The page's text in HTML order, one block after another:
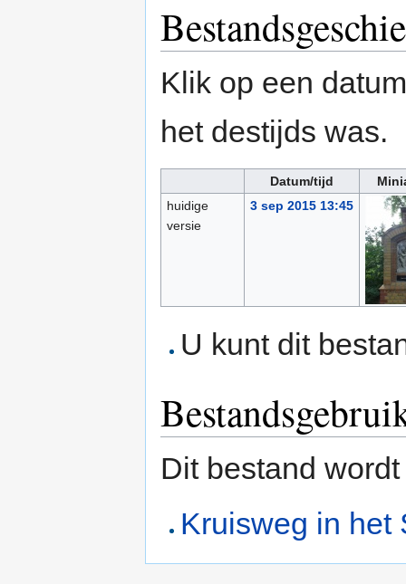
Klik op een
het destijds was.
Datum/tijd
huidige
versie
3 sep 2015 13:45
U kunt dit
Dit bestand
Kruisweg in het